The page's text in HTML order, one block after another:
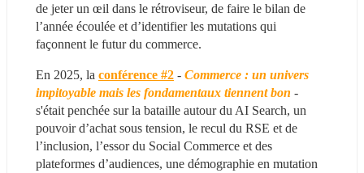
de jeter un œil dans le rétroviseur, de faire le bilan de
l’année écoulée et d’identifier les mutations qui
façonnent le futur du commerce.
En 2025, la conférence #2 - Commerce : un univers
impitoyable mais les fondamentaux tiennent bon -
s'était penchée sur la bataille autour du AI Search, un
pouvoir d’achat sous tension, le recul du RSE et de
l’inclusion, l’essor du Social Commerce et des
plateformes d’audiences, une démographie en mutation